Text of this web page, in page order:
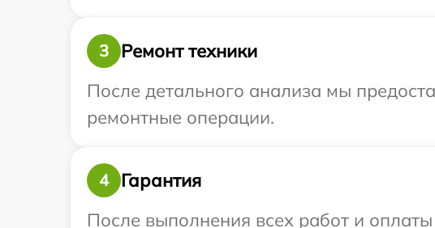
3
Ремонт техники
После детального анализа мы
ремонтные операции.
4
Гарантия
После выполнения всех работ и